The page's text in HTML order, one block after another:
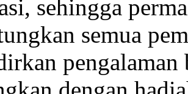
sehingga
semua